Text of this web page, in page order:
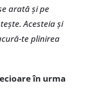
arată și pe
Acesteia și
te plinirea
în urma